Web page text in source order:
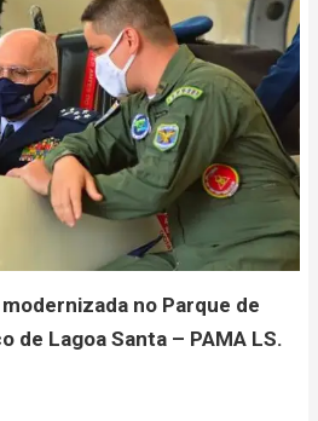
no Parque de
de Lagoa Santa – PAMA LS.